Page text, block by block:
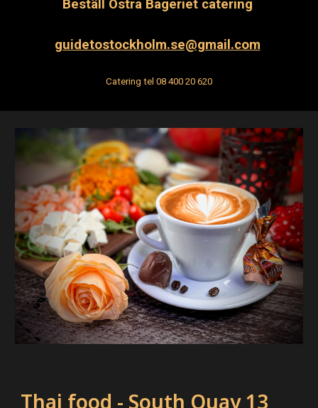
Beställ Östra Bageriet catering
guidetostockholm.se@gmail.com
Catering tel 08 400 20 620
Thai food - South Quay 13